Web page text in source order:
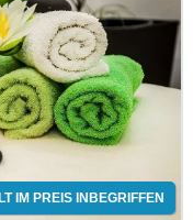
IM PREIS INBEGRIFFEN